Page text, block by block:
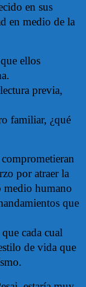
en sus
en medio de la
ellos
previa,
familiar, ¿qué
por atraer la
humano
que
cada cual
de vida que